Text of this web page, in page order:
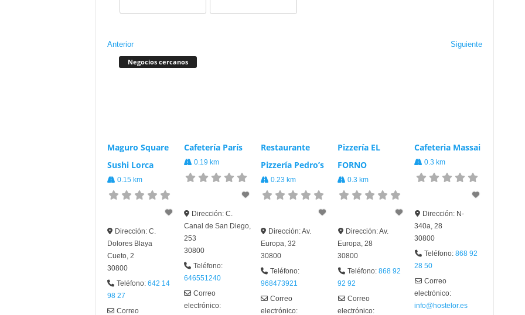
Anterior
Siguiente
Negocios cercanos
Maguro Square
Sushi Lorca
0.15 km
Dirección: C.
Dolores Blaya
Cueto, 2
30800
Teléfono: 642 14
98 27
Correo
Cafetería París
0.19 km
Dirección:C.
Canal de San Diego,
253
30800
Teléfono:
646551240
Correo
electrónico:
Restaurante
Pizzería Pedro’s
0.23 km
Dirección:Av.
Europa, 32
30800
Teléfono:
968473921
Correo
electrónico:
Pizzería EL
FORNO
0.3 km
Dirección:Av.
Europa, 28
30800
Teléfono: 868 92
92 92
Correo
electrónico:
Cafeteria Massai
0.3 km
Dirección: N-
340a, 28
30800
Teléfono: 868 92
28 50
Correo
electrónico:
info@hostelor.es